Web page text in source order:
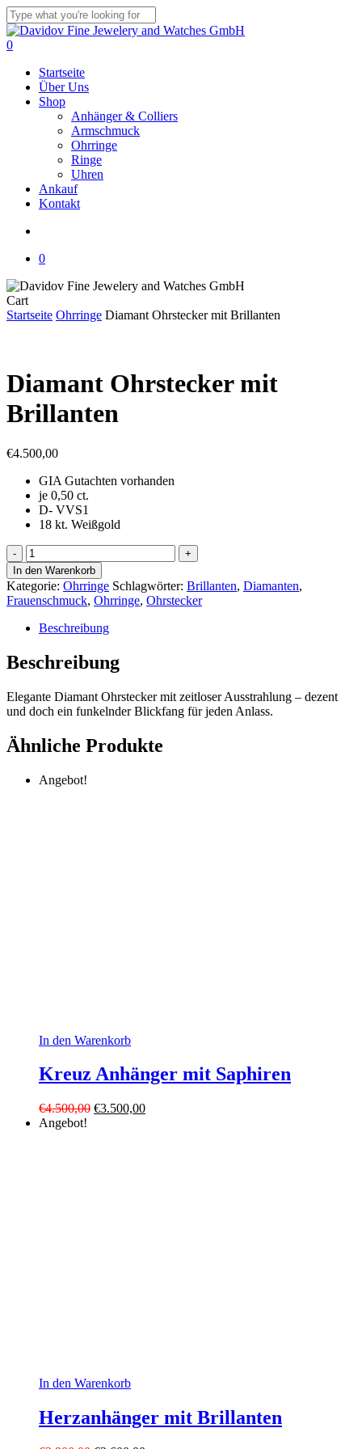
Skip
to
main
Close
Search
search
0
Startseite
Über Uns
Shop
Anhänger & Colliers
Armschmuck
Ohrringe
Ringe
Uhren
Ankauf
Kontakt
0
CartClose
Cart
Startseite Ohrringe Diamant Ohrstecker mit Brillanten
Diamant Ohrstecker mit
Brillanten
€4.500,00
GIA Gutachten vorhanden
je 0,50 ct.
D- VVS1
18 kt. Weißgold
Diamant
Ohrstecker
mit
Brillanten
Menge
In den Warenkorb
Kategorie: Ohrringe Schlagwörter: Brillanten, Diamanten,
Frauenschmuck, Ohrringe, Ohrstecker
Beschreibung
Beschreibung
Elegante Diamant Ohrstecker mit zeitloser Ausstrahlung – dezent
und doch ein funkelnder Blickfang für jeden Anlass.
Ähnliche Produkte
Angebot!
In den Warenkorb
Kreuz Anhänger mit Saphiren
€4.500,00 Ursprünglicher
€3.500,00Aktueller
Angebot!
In den Warenkorb
Herzanhänger mit Brillanten